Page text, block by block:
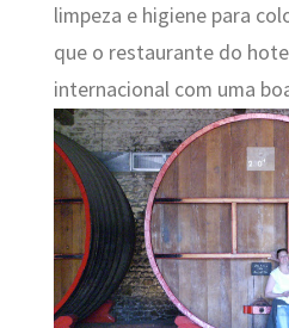
limpeza e higiene para
que o restaurante do
internacional com uma